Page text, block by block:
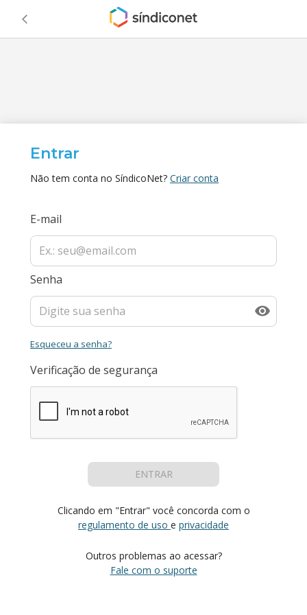
Entrar
Não tem conta no SíndicoNet? Criar conta
E-mail
Senha
Esqueceu a senha?
Verificação de segurança
ENTRAR
Clicando em "Entrar" você concorda com o
regulamento de uso e privacidade
Outros problemas ao acessar?
Fale com o suporte